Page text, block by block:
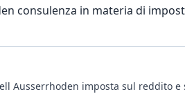
Ausserrhoden imposta sul reddito